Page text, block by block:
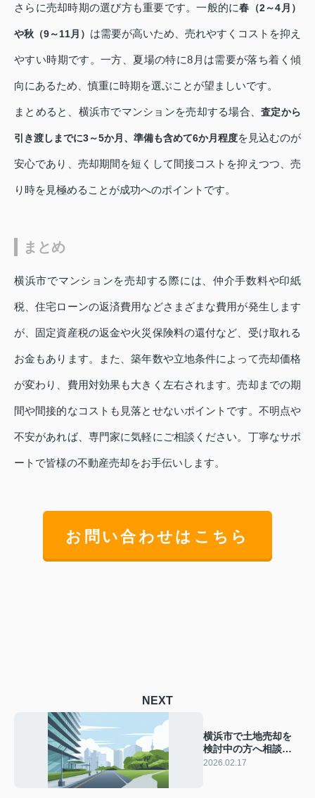
さらに売却時期の選び方も重要です。一般的に春（2～4月）
や秋（9～11月） は需要が高いため、売れやすくコストを抑え
やすい時期です。一方、夏場の特に8月は需要が落ち着く傾
向にあるため、慎重に時期を選ぶことが望ましいです。
まとめると、横浜市でマンションを売却する場合、査定から
引き渡しまでに3～5か月、準備も含めて6か月程度を見込むのが
安心であり、売却期間を短くして間接コストを抑えつつ、売
り時を見極めることが成功へのポイントです。
まとめ
横浜市でマンションを売却する際には、仲介手数料や印紙
税、住宅ローンの返済費用などさまざまな費用が発生します
が、固定資産税の返金や火災保険料の還付など、受け取れる
お金もあります。また、築年数や立地条件によって売却価格
が変わり、費用対効果も大きく左右されます。売却までの期
間や間接的なコストも見落とせないポイントです。不明点や
不安があれば、専門家に気軽にご相談ください。丁寧なサポ
ートで皆様の不動産売却をお手伝いします。
お問い合わせはこちら
NEXT
横浜市で土地売却を
検討中の方へ相談の
流れは？相場や手順
2026.02.17